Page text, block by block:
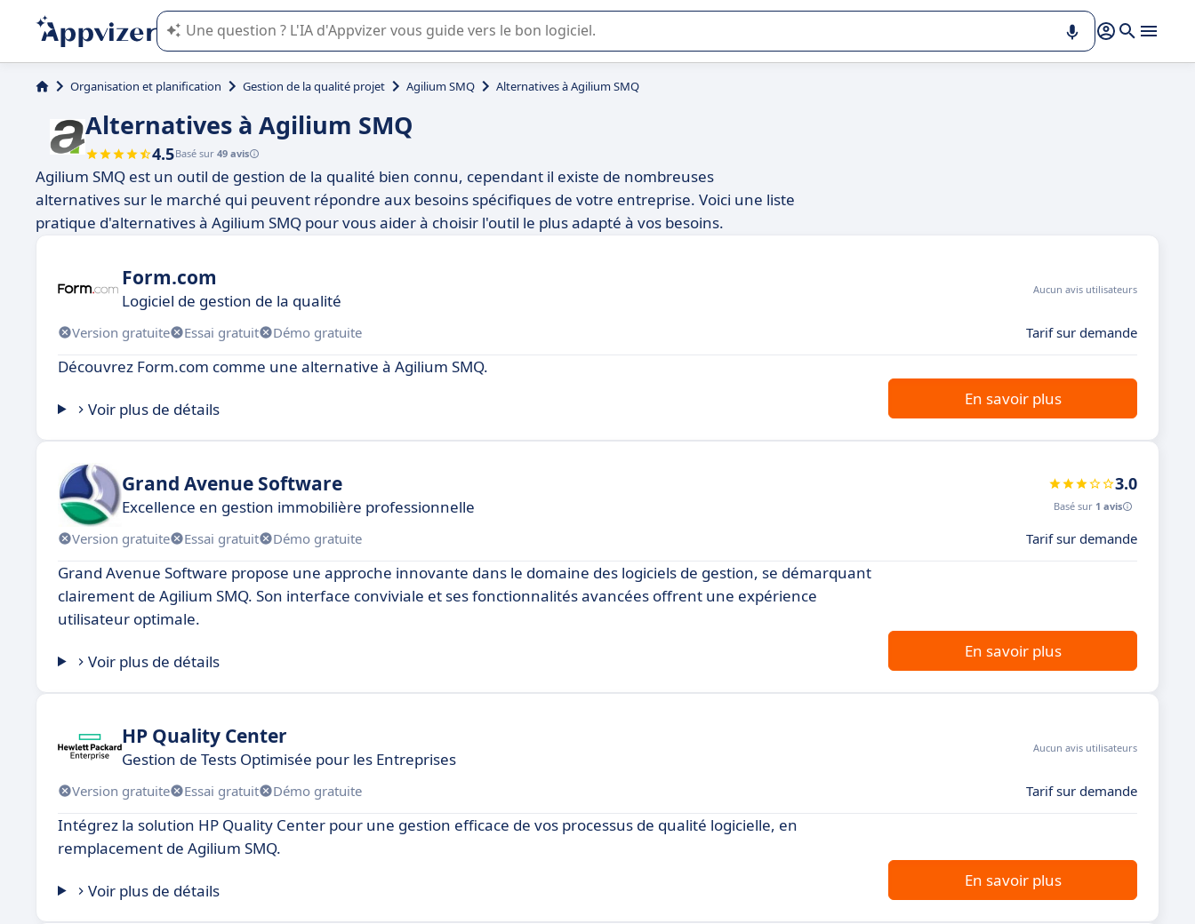
L'IA de Appvizer vous guide dans l'utilisation ou la sélection de logiciel SaaS en entreprise.
Organisation et planification Gestion de la qualité projet Agilium SMQ Alternatives à Agilium SMQ
Alternatives à Agilium SMQ
4.5Basé sur 49 avis
Agilium SMQ est un outil de gestion de la qualité bien connu, cependant il existe de nombreuses
alternatives sur le marché qui peuvent répondre aux besoins spécifiques de votre entreprise. Voici une liste
pratique d'alternatives à Agilium SMQ pour vous aider à choisir l'outil le plus adapté à vos besoins.
Form.com
Logiciel de gestion de la qualité
Aucun avis utilisateurs
Version gratuite Essai gratuit Démo gratuite Tarif sur demande
Découvrez Form.com comme une alternative à Agilium SMQ.
Voir plus de détails
En savoir plus
Grand Avenue Software
Excellence en gestion immobilière professionnelle
3.0
Basé sur 1 avis
Version gratuite Essai gratuit Démo gratuite Tarif sur demande
Grand Avenue Software propose une approche innovante dans le domaine des logiciels de gestion, se démarquant
clairement de Agilium SMQ. Son interface conviviale et ses fonctionnalités avancées offrent une expérience
utilisateur optimale.
Voir plus de détails
En savoir plus
HP Quality Center
Gestion de Tests Optimisée pour les Entreprises
Aucun avis utilisateurs
Version gratuite Essai gratuit Démo gratuite Tarif sur demande
Intégrez la solution HP Quality Center pour une gestion efficace de vos processus de qualité logicielle, en
remplacement de Agilium SMQ.
Voir plus de détails
En savoir plus